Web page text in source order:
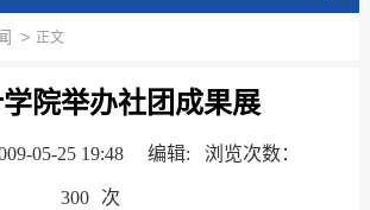
> 正文
院举办社团成果展
05-25 19:48 编辑: 浏览次数：
300 次